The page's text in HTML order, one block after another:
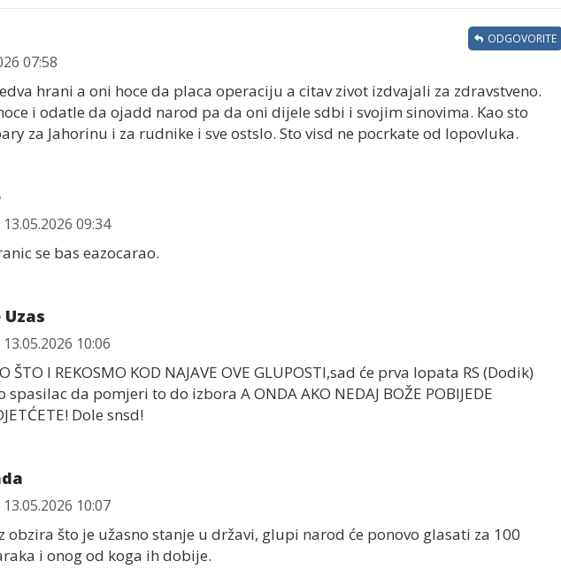
07:58
hrani a oni hoce da placa operaciju a citav zivot izdvajali za zdravstveno.
i odatle da ojadd narod pa da oni dijele sdbi i svojim sinovima. Kao sto
za Jahorinu i za rudnike i sve ostslo. Sto visd ne pocrkate od lopovluka.
ODGOVORITE
13.05.2026 09:34
se bas eazocarao.
Uzas
13.05.2026 10:06
ŠTO I REKOSMO KOD NAJAVE OVE GLUPOSTI,sad će prva lopata RS (Dodik)
spasilac da pomjeri to do izbora A ONDA AKO NEDAJ BOŽE POBIJEDE
Dole snsd!
13.05.2026 10:07
obzira što je užasno stanje u državi, glupi narod će ponovo glasati za 100
i onog od koga ih dobije.